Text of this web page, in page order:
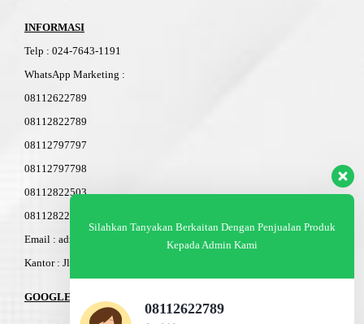
INFORMASI
Telp : 024-7643-11 91
WhatsApp Marketing :
08112622789
08112822789
08112797797
08112797798
08112822503
08112822603
Email : admin@am-baja.com
Kantor : Jl. Gatot Subroto 7b Semarang.
GOOGLE MAPS
Silahkan Tanyakan Berkaitan Dengan Penjualan Produk
Kepada Admin Kami
08112622789